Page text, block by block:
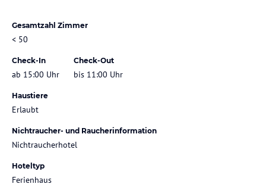
Gesamtzahl Zimmer
< 50
Check-In
ab 15:00 Uhr
Check-Out
bis 11:00 Uhr
Haustiere
Erlaubt
Nichtraucher- und Raucherinformation
Nichtraucherhotel
Hoteltyp
Ferienhaus